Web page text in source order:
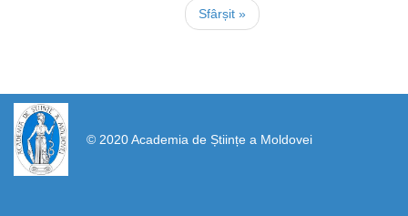
Последняя
страница
Sfârșit »
© 2020 Academia de Științe a Moldovei
https://propletenie.ru/